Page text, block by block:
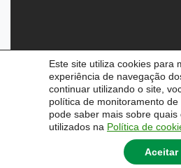
Este site utiliza cookies para
experiência de navegação
continuar utilizando o site,
política de monitoramento de
pode saber mais sobre quais
utilizados na Política de
Aceitar